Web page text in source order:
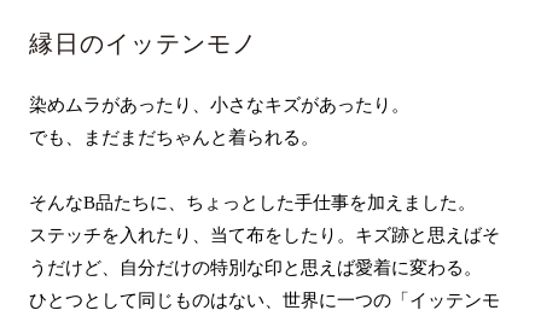
縁日のイッテンモノ
染めムラがあったり、小さなキズがあったり。
でも、まだまだちゃんと着られる。
そんなB品たちに、ちょっとした手仕事を加えました。
ステッチを入れたり、当て布をしたり。キズ跡と思えばそ
うだけど、自分だけの特別な印と思えば愛着に変わる。
ひとつとして同じものはない、世界に一つの「イッテンモ